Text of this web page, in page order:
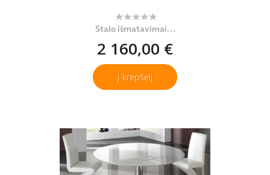
Stalo išmatavimai...
2 160,00 €
Į krepšelį